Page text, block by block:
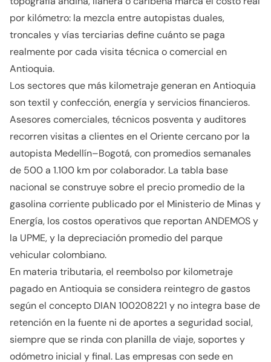
por kilómetro: la mezcla entre autopistas duales,
troncales y vías terciarias define cuánto se paga
realmente por cada visita técnica o comercial en
Antioquia.
Los sectores que más kilometraje generan en Antioquia
son textil y confección, energía y servicios financieros.
Asesores comerciales, técnicos posventa y auditores
recorren visitas a clientes en el Oriente cercano por la
autopista Medellín–Bogotá, con promedios semanales
de 500 a 1.100 km por colaborador. La tabla base
nacional se construye sobre el precio promedio de la
gasolina corriente publicado por el Ministerio de Minas y
Energía, los costos operativos que reportan ANDEMOS y
la UPME, y la depreciación promedio del parque
vehicular colombiano.
En materia tributaria, el reembolso por kilometraje
pagado en Antioquia se considera reintegro de gastos
según el concepto DIAN 100208221 y no integra base de
retención en la fuente ni de aportes a seguridad social,
siempre que se rinda con planilla de viaje, soportes y
odómetro inicial y final. Las empresas con sede en